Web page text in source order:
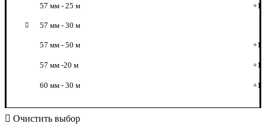
57 мм - 25 м +1
57 мм - 30 м
57 мм - 50 м +1
57 мм -20 м +1
60 мм - 30 м +1
Очистить выбор